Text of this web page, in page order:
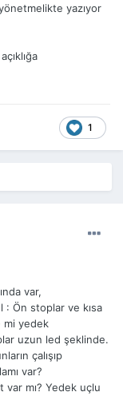
yazıyor
1
var,
: Ön stoplar ve kısa
mi yedek
uzun led şeklinde.
çalışıp
var?
mı? Yedek uçlu